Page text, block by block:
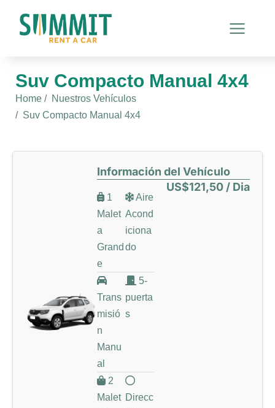
Suv Compacto Manual 4x4
You are here:
Home
Nuestros Vehículos
Suv Compacto Manual 4x4
Información del Vehículo
US$121,50 / Dia
1
Malet
a
Grand
e
Aire
Acond
iciona
do
Trans
misió
n
Manu
al
5-
puerta
s
2
Malet Direcc